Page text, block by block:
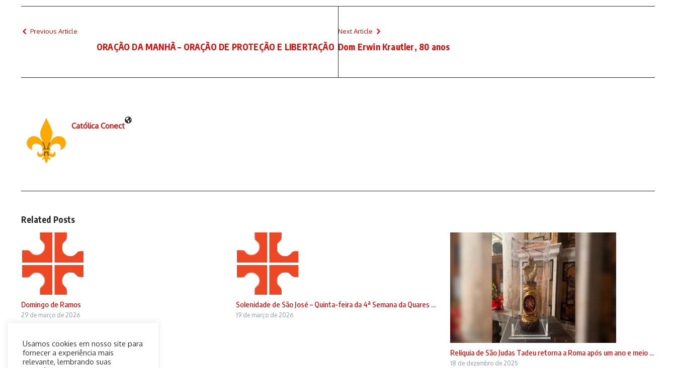
Previous Article
ORAÇÃO DA MANHÃ – ORAÇÃO DE PROTEÇÃO E LIBERTAÇÃO
Next Article
Dom Erwin Krautler, 80 anos
Católica Conect
Related Posts
Domingo de Ramos
29 de março de 2026
Solenidade de São José – Quinta-feira da 4ª Semana da Quares ...
19 de março de 2026
Relíquia de São Judas Tadeu retorna a Roma após um ano e meio ...
18 de dezembro de 2025
Usamos cookies em nosso site para
fornecer a experiência mais
relevante, lembrando suas